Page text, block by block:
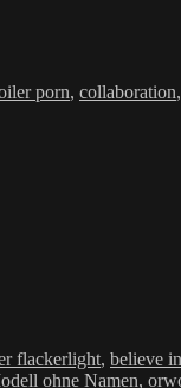
porn, collaboration,
flackerlight, believe
ohne Namen,